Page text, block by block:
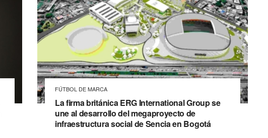
FÚTBOL DE MARCA
La firma británica ERG International Group se
une al desarrollo del megaproyecto de
infraestructura social de Sencia en Bogotá